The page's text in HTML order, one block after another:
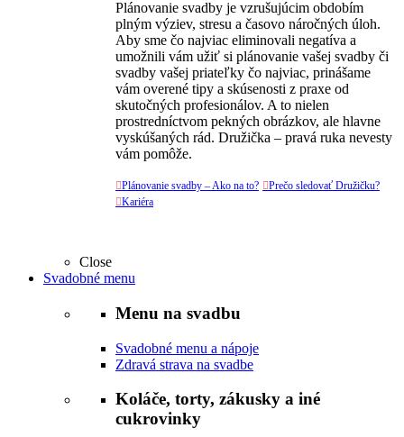
Plánovanie svadby je vzrušujúcim obdobím
plným výziev, stresu a časovo náročných úloh.
Aby sme čo najviac eliminovali negatíva a
umožnili vám užiť si plánovanie vašej svadby či
svadby vašej priateľky čo najviac, prinášame
vám overené tipy a skúsenosti z praxe od
skutočných profesionálov. A to nielen
prostredníctvom pekných obrázkov, ale hlavne
vyskúšaných rád. Družička – pravá ruka nevesty
vám pomôže.
Plánovanie svadby – Ako na to? Prečo sledovať Družičku?
Kariéra
Close
Svadobné menu
Menu na svadbu
Svadobné menu a nápoje
Zdravá strava na svadbe
Koláče, torty, zákusky a iné
cukrovinky